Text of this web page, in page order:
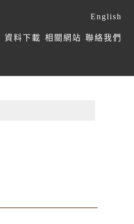
資料下載 相關網站 聯絡我們
English